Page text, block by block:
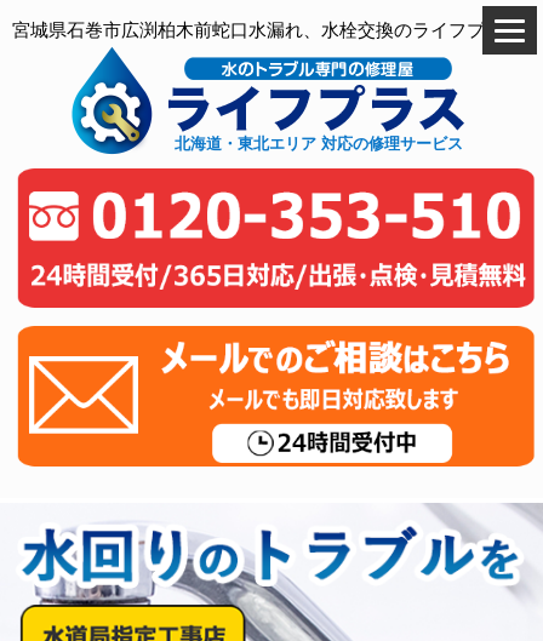
宮城県石巻市広渕柏木前蛇口水漏れ、水栓交換のライフプラス
北海道・東北エリア 対応の修理サービス